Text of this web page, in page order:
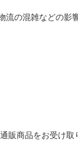
の混雑などの
商品をお受け取